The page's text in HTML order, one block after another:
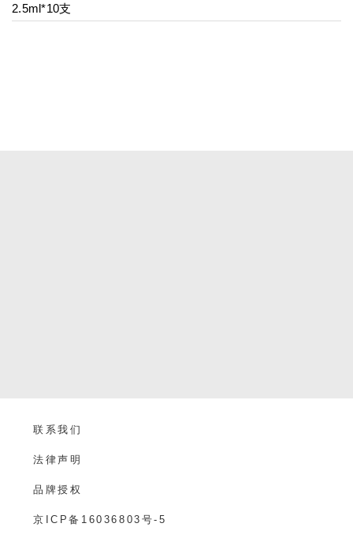
2.5ml*10支
联系我们
法律声明
品牌授权
京ICP备16036803号-5